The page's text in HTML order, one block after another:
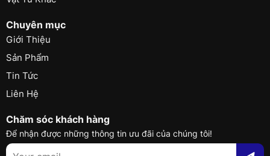
Chuyên mục
Giới Thiệu
Sản Phẩm
Tin Tức
Liên Hệ
Chăm sóc khách hàng
Để nhận được những thông tin ưu đãi của chúng tôi!